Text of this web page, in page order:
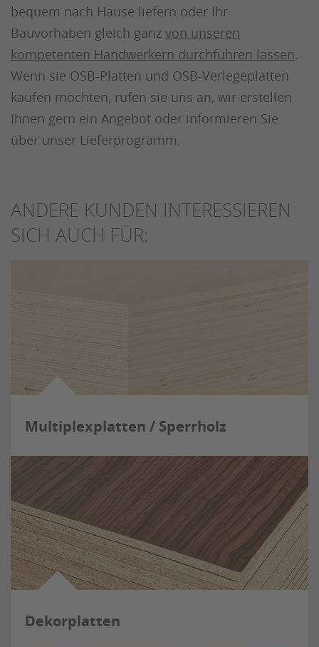
bequem nach Hause liefern oder Ihr
Bauvorhaben gleich ganz von unseren
kompetenten Handwerkern durchführen lassen.
Wenn sie OSB-Platten und OSB-Verlegeplatten
kaufen möchten, rufen sie uns an, wir erstellen
Ihnen gern ein Angebot oder informieren Sie
über unser Lieferprogramm.
ANDERE KUNDEN INTERESSIEREN
SICH AUCH FÜR:
Multiplexplatten / Sperrholz
Dekorplatten